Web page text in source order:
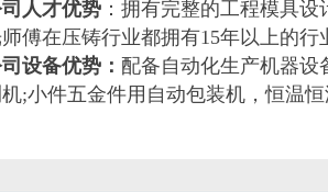
人才优势 ：拥有完整的工程模具
傅在压铸行业都拥有15年以上的行
设备优势： 配备自动化生产机器设
;小件五金件用自动包装机，恒温